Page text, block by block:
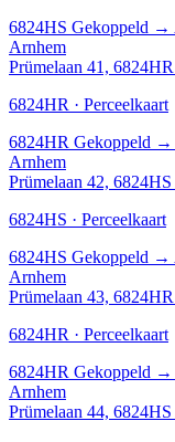
6824HS Gekoppeld →
Arnhem
Prümelaan 41,
6824HR · Perceelkaart
6824HR Gekoppeld →
Arnhem
Prümelaan 42,
6824HS · Perceelkaart
6824HS Gekoppeld →
Arnhem
Prümelaan 43,
6824HR · Perceelkaart
6824HR Gekoppeld →
Arnhem
Prümelaan 44,